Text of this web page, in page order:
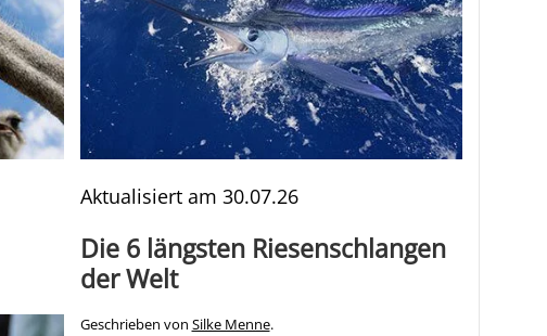
Aktualisiert am 30.07.26
Die 6 längsten Riesenschlangen
der Welt
Geschrieben von Silke Menne.